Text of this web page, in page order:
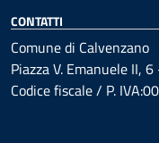
CONTATTI
Comune di Calvenzano
Piazza V. Emanuele II,
Codice fiscale / P.